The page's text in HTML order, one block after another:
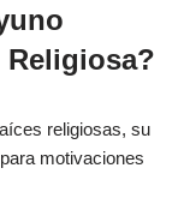
religiosas, su
motivaciones